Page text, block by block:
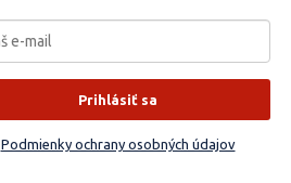
premiešanú s
Prihlásiť sa
Podmienky ochrany osobných údajov